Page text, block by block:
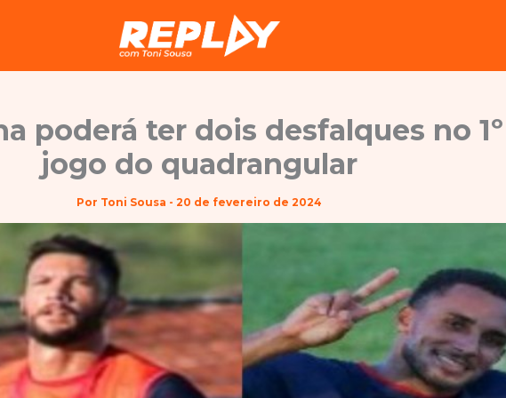
poderá ter dois desfalques no 1º
jogo do quadrangular
Por Toni Sousa - 20 de fevereiro de 2024